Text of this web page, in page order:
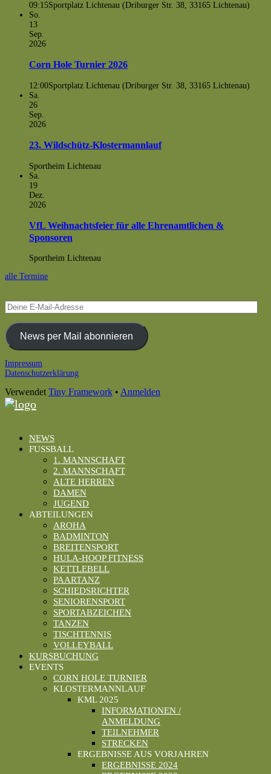
09:15Sportplatz Lichtenau (Driburger Str. 38, 33165 Lichtenau)
So.
13
Sep.
2026
Corn Hole Turnier 2026
12:00Sportplatz Lichtenau (Driburger Str. 38, 33165 Lichtenau)
Sa.
26
Sep.
2026
23. Wildschütz-Klostermannlauf
Sportheim Lichtenau
Sa.
19
Dez.
2026
VfL Weihnachtsfeier für alle Ehrenamtlichen &
Sponsoren
Sportheim Lichtenau
alle Termine
Deine
E-
Mail-
AdresseNews per Mail abonnieren
Footer
Impressum
Datenschutzerklärung
Verwendet Tiny Framework • Anmelden
NEWS
FUSSBALL
1. MANNSCHAFT
2. MANNSCHAFT
ALTE HERREN
DAMEN
JUGEND
ABTEILUNGEN
AROHA
BADMINTON
BREITENSPORT
HULA-HOOP FITNESS
KETTLEBELL
PAARTANZ
SCHIEDSRICHTER
SENIORENSPORT
SPORTABZEICHEN
TANZEN
TISCHTENNIS
VOLLEYBALL
KURSBUCHUNG
EVENTS
CORN HOLE TURNIER
KLOSTERMANNLAUF
KML 2025
INFORMATIONEN /
ANMELDUNG
TEILNEHMER
STRECKEN
ERGEBNISSE AUS VORJAHREN
ERGEBNISSE 2024